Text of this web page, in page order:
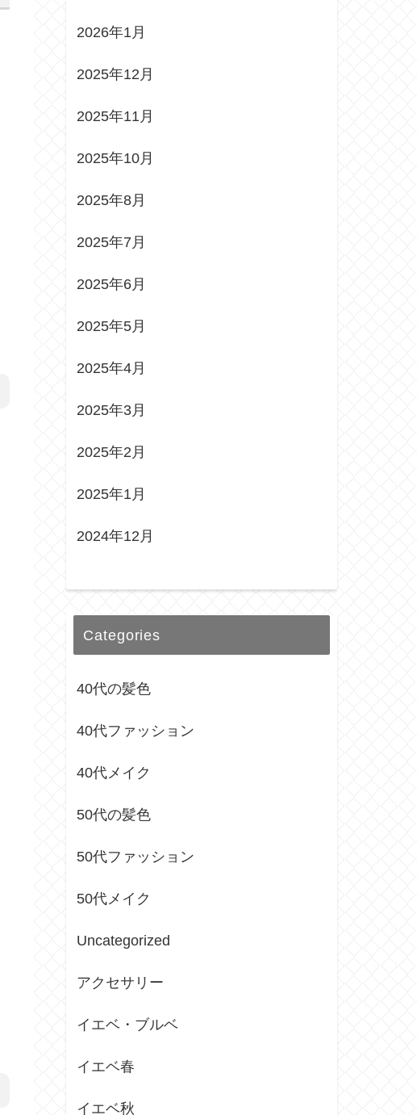
2026年1月
2025年12月
2025年11月
2025年10月
2025年8月
2025年7月
2025年6月
2025年5月
2025年4月
2025年3月
2025年2月
2025年1月
2024年12月
Categories
40代の髪色
40代ファッション
40代メイク
50代の髪色
50代ファッション
50代メイク
Uncategorized
アクセサリー
イエベ・ブルベ
イエベ春
イエベ秋